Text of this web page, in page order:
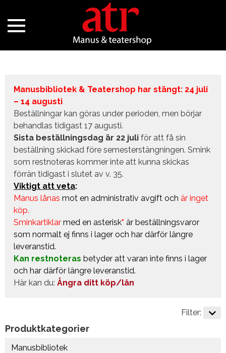
Manusbibliotek & Teatershop har stängt: 24 juli
– 14 augusti
Beställningar kan göras under perioden, men börjar
behandlas tidigast 17 augusti.
Sista beställningsdag är 22 juli för att få sin
beställning skickad före semesterstängningen. Smink
som restnoteras kommer inte att kunna skickas
förrän tidigast i slutet av v. 35.
Viktigt att veta:
Manus lånas mot en administrativ avgift och är inget
köp.
Sminkartiklar med en asterisk* är beställningsvaror
som normalt ej finns i lager och har därför längre
leveranstid.
Kan restnoteras betyder att varan inte finns i lager
och har därför längre leveranstid.
Här kan du: Ångra ditt köp/lån
Produktkategorier
Manusbibliotek
Filter: